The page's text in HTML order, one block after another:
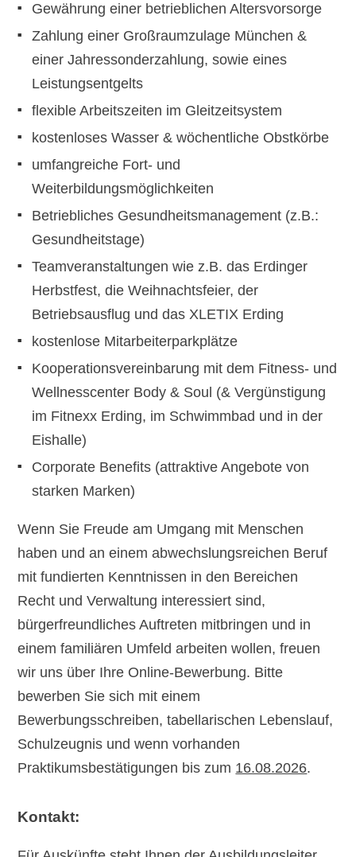
Gewährung einer betrieblichen Altersvorsorge
Zahlung einer Großraumzulage München &
einer Jahressonderzahlung, sowie eines
Leistungsentgelts
flexible Arbeitszeiten im Gleitzeitsystem
kostenloses Wasser & wöchentliche Obstkörbe
umfangreiche Fort- und
Weiterbildungsmöglichkeiten
Betriebliches Gesundheitsmanagement (z.B.:
Gesundheitstage)
Teamveranstaltungen wie z.B. das Erdinger
Herbstfest, die Weihnachtsfeier, der
Betriebsausflug und das XLETIX Erding
kostenlose Mitarbeiterparkplätze
Kooperationsvereinbarung mit dem Fitness- und
Wellnesscenter Body & Soul (& Vergünstigung
im Fitnexx Erding, im Schwimmbad und in der
Eishalle)
Corporate Benefits (attraktive Angebote von
starken Marken)
Wenn Sie Freude am Umgang mit Menschen
haben und an einem abwechslungsreichen Beruf
mit fundierten Kenntnissen in den Bereichen
Recht und Verwaltung interessiert sind,
bürgerfreundliches Auftreten mitbringen und in
einem familiären Umfeld arbeiten wollen, freuen
wir uns über Ihre Online-Bewerbung. Bitte
bewerben Sie sich mit einem
Bewerbungsschreiben, tabellarischen Lebenslauf,
Schulzeugnis und wenn vorhanden
Praktikumsbestätigungen bis zum 16.08.2026.
Kontakt: